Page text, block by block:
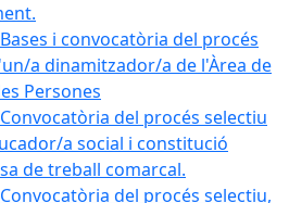
i convocatòria del procés
a dinamitzador/a de l'Àrea de
Persones
del procés selectiu
a social i constitució
de treball comarcal.
del procés selectiu,